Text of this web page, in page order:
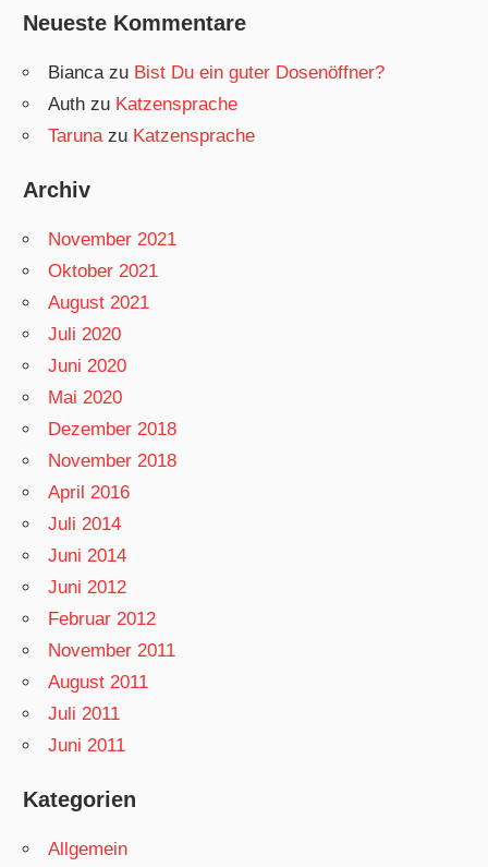
Neueste Kommentare
Bianca zu Bist Du ein guter Dosenöffner?
Auth zu Katzensprache
Taruna zu Katzensprache
Archiv
November 2021
Oktober 2021
August 2021
Juli 2020
Juni 2020
Mai 2020
Dezember 2018
November 2018
April 2016
Juli 2014
Juni 2014
Juni 2012
Februar 2012
November 2011
August 2011
Juli 2011
Juni 2011
Kategorien
Allgemein